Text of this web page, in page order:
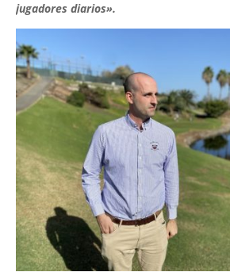
jugadores diarios».